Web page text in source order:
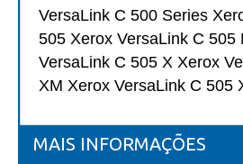
VersaLink C 500 Series
505 Xerox VersaLink C 505
VersaLink C 505 X Xerox
XM Xerox VersaLink C 505
MAIS INFORMAÇÕES